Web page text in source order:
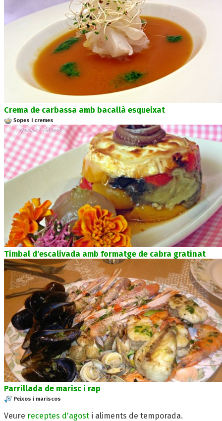
Crema de carbassa amb bacallà esqueixat
Sopes i cremes
Timbal d'escalivada amb formatge de cabra gratinat
Parrillada de marisc i rap
Peixos i mariscos
Veure receptes d'agost i aliments de temporada.